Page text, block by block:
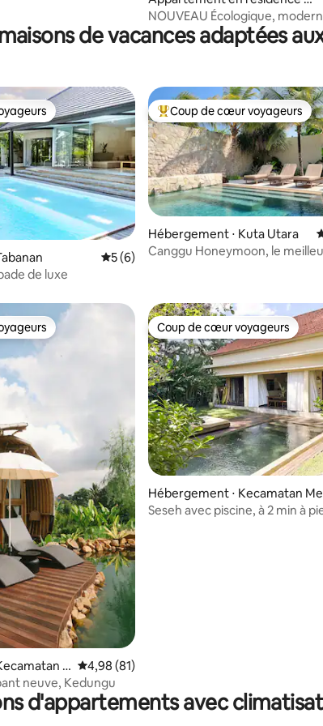
Ubud
NOUVEAU Écologique,
confortable, 270° au-dessus
de vacances adaptées
de 49 commentaires : 4,92 sur 5Évaluation moyenne sur la base de 6
5 (6)
de luxe
Coups de cœur voyageurs les
Coup de cœur voyageurs
Hébergement ⋅ Kuta Utara
Canggu Honeymoon, le
de 41 commentaires : 4,95 sur 5
K Évaluation moyenne sur la base de 81
4,98 (81)
neuve, Kedungu
Coup de cœur voyageurs
Coup de cœur voyageurs
Hébergement ⋅ Kecamatan
gwi
Seseh avec piscine, à 2 min à
d'appartements avec